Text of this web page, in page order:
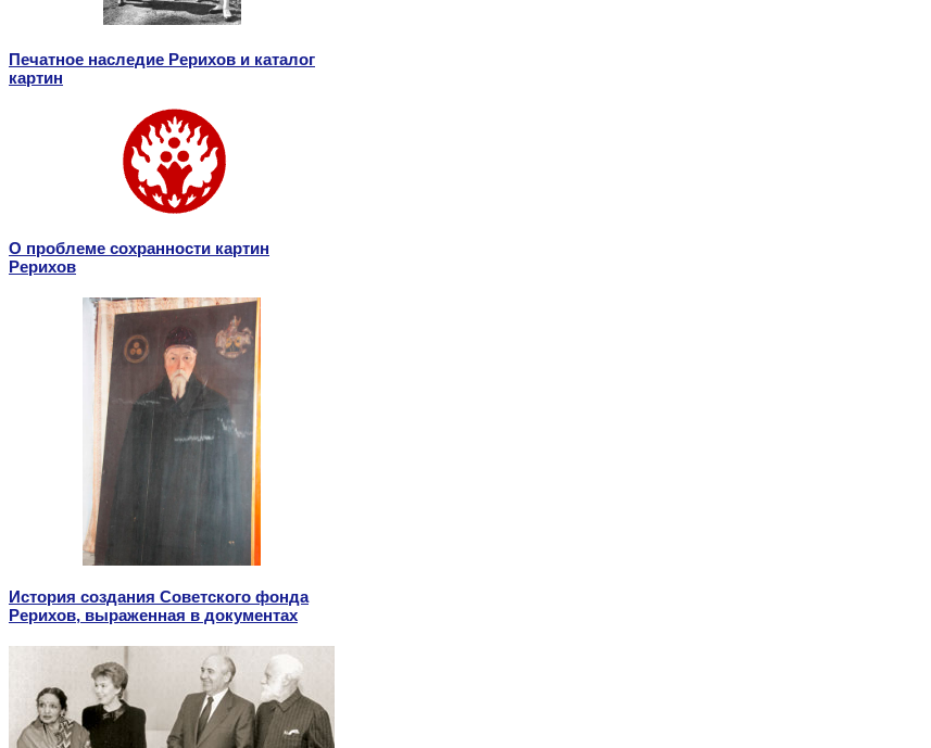
Печатное наследие Рерихов и каталог
картин
О проблеме сохранности картин
Рерихов
История создания Советского фонда
Рерихов, выраженная в документах